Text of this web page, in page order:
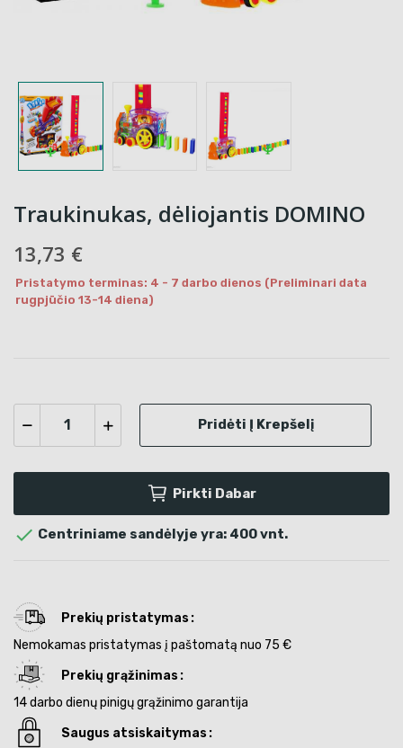
Traukinukas, dėliojantis DOMINO
13,73 €
Pristatymo terminas: 4 - 7 darbo dienos (Preliminari data
rugpjūčio 13-14 diena)
Pridėti Į Krepšelį
Pirkti Dabar
 Centriniame sandėlyje yra: 400 vnt.
Prekių pristatymas
Nemokamas pristatymas į paštomatą nuo 75 €
Prekių grąžinimas
14 darbo dienų pinigų grąžinimo garantija
Saugus atsiskaitymas